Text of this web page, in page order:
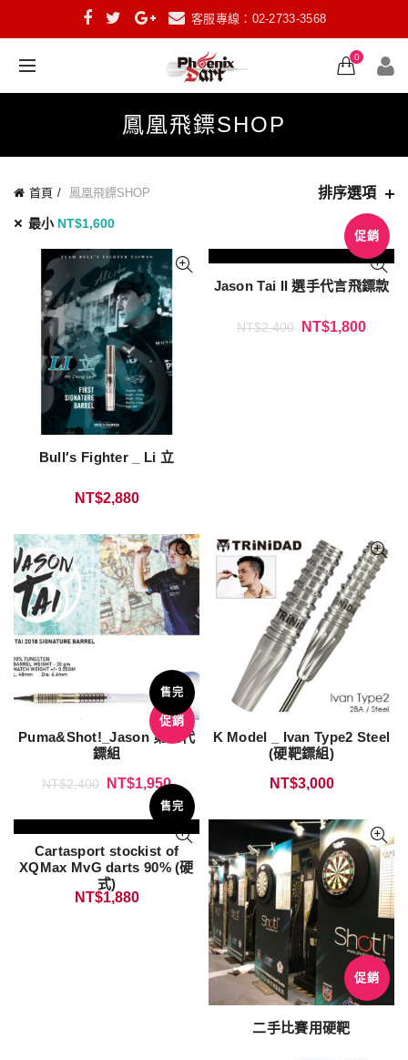
客服專線：02-2733-3568
0
鳳凰飛鏢SHOP
首頁 鳳凰飛鏢SHOP 排序選項
最小 NT$1,600
Bull′s Fighter _ Li 立
NT$2,880
促銷
Jason Tai II 選手代言飛鏢款
NT$2,400 NT$1,800
促銷
售完
Puma&Shot!_Jason 第三代
鏢組
NT$2,400 NT$1,950
K Model _ Ivan Type2 Steel
(硬靶鏢組)
NT$3,000
售完
Cartasport stockist of
XQMax MvG darts 90% (硬
式)
NT$1,880
促銷
二手比賽用硬靶